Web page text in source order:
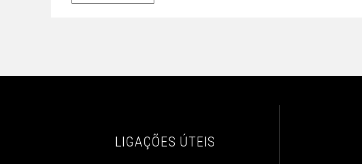
LIGAÇÕES ÚTEIS